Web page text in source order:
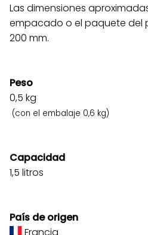
Las dimensiones
empacado o el paquete del
200 mm.
Peso
0,5 kg
(con el embalaje 0,6 kg)
Capacidad
1,5 litros
País de origen
Francia